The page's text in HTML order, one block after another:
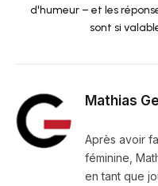
d'humeur – et les
sont si
Mathias
Après avoir
féminine,
en tant que